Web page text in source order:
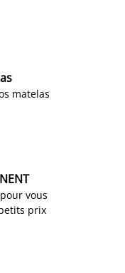
matelas
vous
prix